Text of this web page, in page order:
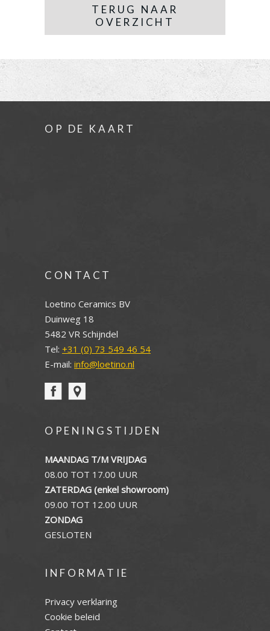
TERUG NAAR
OVERZICHT
OP DE KAART
CONTACT
Loetino Ceramics BV
Duinweg 18
5482 VR Schijndel
Tel: +31 (0) 73 549 46 54
E-mail: info@loetino.nl
OPENINGSTIJDEN
MAANDAG T/M VRIJDAG
08.00 TOT 17.00 UUR
ZATERDAG (enkel showroom)
09.00 TOT 12.00 UUR
ZONDAG
GESLOTEN
INFORMATIE
Privacy verklaring
Cookie beleid